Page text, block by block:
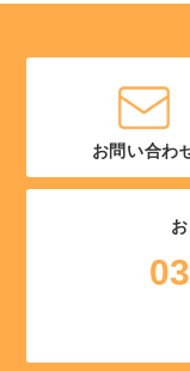
お問い合わ